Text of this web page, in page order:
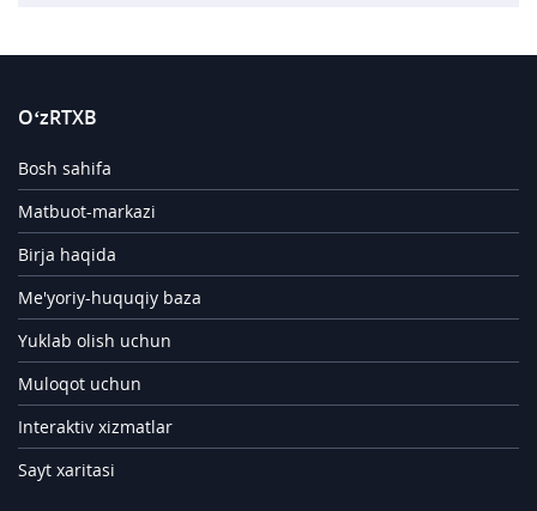
O‘zRTXB
Bosh sahifa
Matbuot-markazi
Birja haqida
Me'yoriy-huquqiy baza
Yuklab olish uchun
Muloqot uchun
Interaktiv xizmatlar
Sayt xaritasi